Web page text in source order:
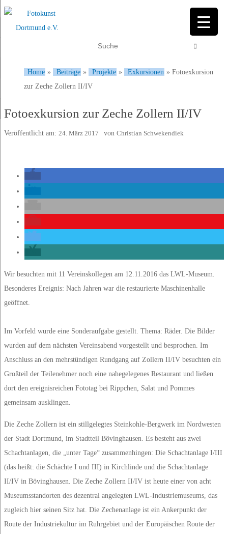
Home » Beiträge » Projekte » Exkursionen » Fotoexkursion
zur Zeche Zollern II/IV
Fotoexkursion zur Zeche Zollern II/IV
Veröffentlicht am: 24. März 2017 von Christian Schwekendiek
Wir besuchten mit 11 Vereinskollegen am 12.11.2016 das LWL-Museum.
Besonderes Ereignis: Nach Jahren war die restaurierte Maschinenhalle
geöffnet.
Im Vorfeld wurde eine Sonderaufgabe gestellt. Thema: Räder. Die Bilder
wurden auf dem nächsten Vereinsabend vorgestellt und besprochen. Im
Anschluss an den mehrstündigen Rundgang auf Zollern II/IV besuchten ein
Großteil der Teilenehmer noch eine nahegelegenes Restaurant und ließen
dort den ereignisreichen Fototag bei Rippchen, Salat und Pommes
gemeinsam ausklingen.
Die Zeche Zollern ist ein stillgelegtes Steinkohle-Bergwerk im Nordwesten
der Stadt Dortmund, im Stadtteil Bövinghausen. Es besteht aus zwei
Schachtanlagen, die „unter Tage“ zusammenhingen: Die Schachtanlage I/III
(das heißt: die Schächte I und III) in Kirchlinde und die Schachtanlage
II/IV in Bövinghausen. Die Zeche Zollern II/IV ist heute einer von acht
Museumsstandorten des dezentral angelegten LWL-Industriemuseums, das
zugleich hier seinen Sitz hat. Die Zechenanlage ist ein Ankerpunkt der
Route der Industriekultur im Ruhrgebiet und der Europäischen Route der